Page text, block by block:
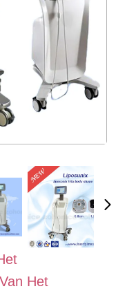
Het